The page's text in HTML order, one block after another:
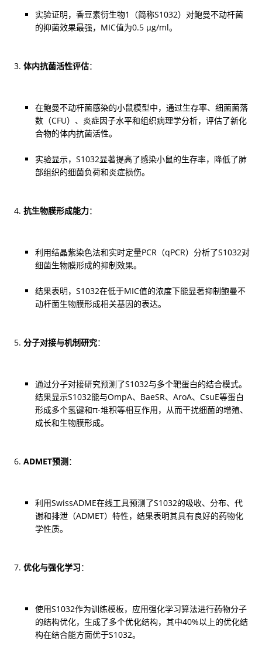
实验证明，香豆素衍生物1（简称S1032）对鲍曼不动杆菌
的抑菌效果最强，MIC值为0.5 µg/ml。
体内抗菌活性评估：
在鲍曼不动杆菌感染的小鼠模型中，通过生存率、细菌菌落
数（CFU）、炎症因子水平和组织病理学分析，评估了新化
合物的体内抗菌活性。
实验显示，S1032显著提高了感染小鼠的生存率，降低了肺
部组织的细菌负荷和炎症损伤。
抗生物膜形成能力：
利用结晶紫染色法和实时定量PCR（qPCR）分析了S1032对
细菌生物膜形成的抑制效果。
结果表明，S1032在低于MIC值的浓度下能显著抑制鲍曼不
动杆菌生物膜形成相关基因的表达。
分子对接与机制研究：
通过分子对接研究预测了S1032与多个靶蛋白的结合模式。
结果显示S1032能与OmpA、BaeSR、AroA、CsuE等蛋白
形成多个氢键和π-堆积等相互作用，从而干扰细菌的增殖、
成长和生物膜形成。
ADMET预测：
利用SwissADME在线工具预测了S1032的吸收、分布、代
谢和排泄（ADMET）特性，结果表明其具有良好的药物化
学性质。
优化与强化学习：
使用S1032作为训练模板，应用强化学习算法进行药物分子
的结构优化，生成了多个优化结构，其中40%以上的优化结
构在结合能方面优于S1032。